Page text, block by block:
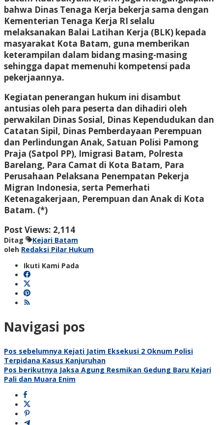
bahwa Dinas Tenaga Kerja bekerja sama dengan
Kementerian Tenaga Kerja RI selalu
melaksanakan Balai Latihan Kerja (BLK) kepada
masyarakat Kota Batam, guna memberikan
keterampilan dalam bidang masing-masing
sehingga dapat memenuhi kompetensi pada
pekerjaannya.
Kegiatan penerangan hukum ini disambut
antusias oleh para peserta dan dihadiri oleh
perwakilan Dinas Sosial, Dinas Kependudukan dan
Catatan Sipil, Dinas Pemberdayaan Perempuan
dan Perlindungan Anak, Satuan Polisi Pamong
Praja (Satpol PP), Imigrasi Batam, Polresta
Barelang, Para Camat di Kota Batam, Para
Perusahaan Pelaksana Penempatan Pekerja
Migran Indonesia, serta Pemerhati
Ketenagakerjaan, Perempuan dan Anak di Kota
Batam. (*)
Post Views: 2,114
Ditag
Kejari Batam
oleh Redaksi Pilar Hukum
Ikuti Kami Pada
Navigasi pos
Pos sebelumnya Kejati Jatim Eksekusi 2 Oknum Polisi
Terpidana Kasus Kanjuruhan
Pos berikutnya Jaksa Agung Resmikan Gedung Baru Kejari
Pali dan Muara Enim